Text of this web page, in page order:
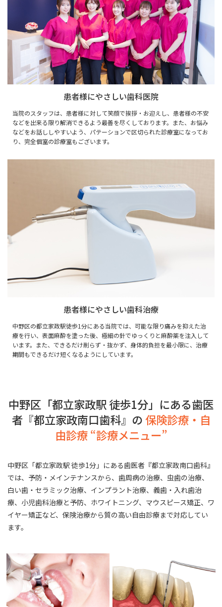
患者様にやさしい歯科医院
当院のスタッフは、患者様に対して笑顔で挨拶・お迎えし、患者様の不安
などを出来る限り解消できるよう最善を尽くしております。また、お悩み
などをお話ししやすいよう、パテーションで区切られた診療室になってお
り、完全個室の診療室もございます。
患者様にやさしい歯科治療
中野区の都立家政駅徒歩1分にある当院では、可能な限り痛みを抑えた治
療を行い、表面麻酔を塗った後、極細の針でゆっくりと麻酔薬を注入して
います。また、できるだけ削らず・抜かず、身体的負担を最小限に、治療
期間もできるだけ短くなるようにしています。
中野区「都立家政駅 徒歩1分」にある歯医
者『都立家政南口歯科』の 保険診療・自
由診療 “診療メニュー”
中野区「都立家政駅 徒歩1分」にある歯医者『都立家政南口歯科』
では、予防・メインテナンスから、歯周病の治療、虫歯の治療、
白い歯・セラミック治療、インプラント治療、義歯・入れ歯治
療、小児歯科治療と予防、ホワイトニング、マウスピース矯正、ワ
イヤー矯正など、保険治療から質の高い自由診療まで対応してい
ます。